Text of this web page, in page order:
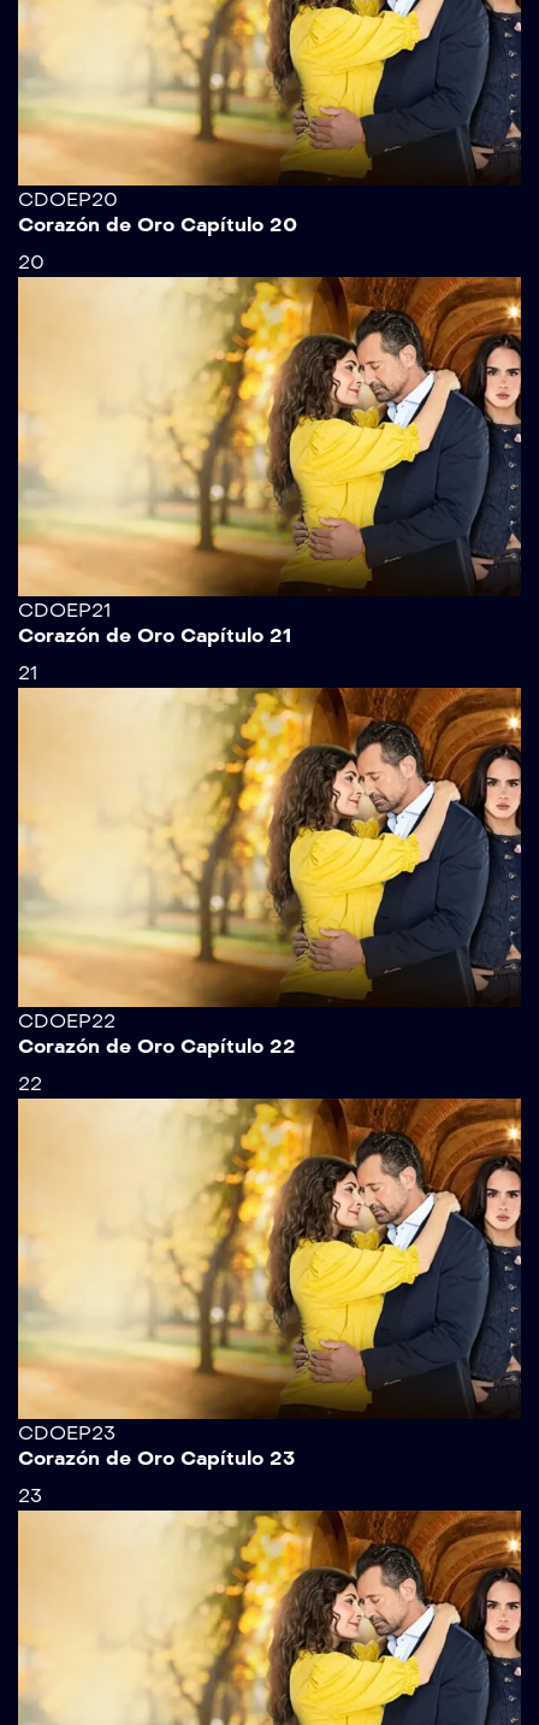
CDOEP20
Corazón de Oro Capítulo 20
20
CDOEP21
Corazón de Oro Capítulo 21
21
CDOEP22
Corazón de Oro Capítulo 22
22
CDOEP23
Corazón de Oro Capítulo 23
23